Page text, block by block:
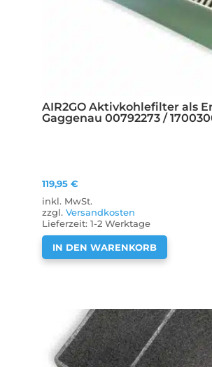
AIR2GO Aktivkohlefilter als
Gaggenau 00792273 /
119,95 €
inkl. MwSt.
zzgl. Versandkosten
Lieferzeit: 1-2 Werktage
IN DEN WARENKORB